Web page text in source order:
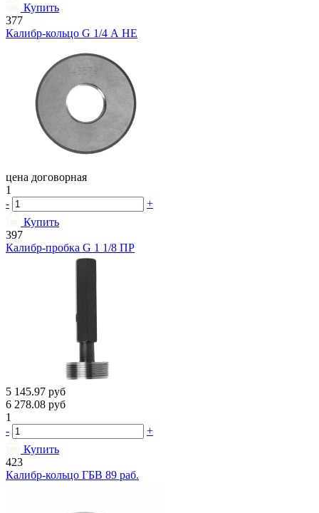
Купить
377
Калибр-кольцо G 1/4 А НЕ
цена договорная
1
-
+
Купить
397
Калибр-пробка G 1 1/8 ПР
5 145.97 руб
6 278.08 руб
1
-
+
Купить
423
Калибр-кольцо ГБВ 89 раб.